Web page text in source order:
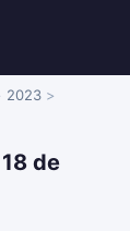
2023
de